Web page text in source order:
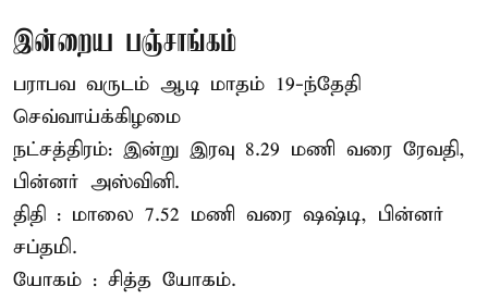
இன்றைய பஞ்சாங்கம்
பராபவ வருடம் ஆடி மாதம் 19-ந்தேதி
செவ்வாய்க்கிழமை
நட்சத்திரம்: இன்று இரவு 8.29 மணி வரை ரேவதி,
பின்னர் அஸ்வினி.
திதி : மாலை 7.52 மணி வரை ஷஷ்டி, பின்னர்
சப்தமி.
யோகம் : சித்த யோகம்.